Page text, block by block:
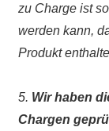
zu Charge ist
werden kann,
Produkt
5. Wir haben
Chargen